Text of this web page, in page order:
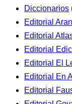
Diccionarios
Editorial
Editorial
Editorial
Editorial El
Editorial En
Editorial